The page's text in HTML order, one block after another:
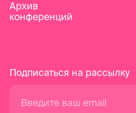
Архив
конференций
Подписаться на рассылку